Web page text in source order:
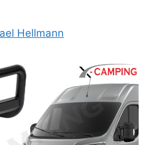
Hellmann